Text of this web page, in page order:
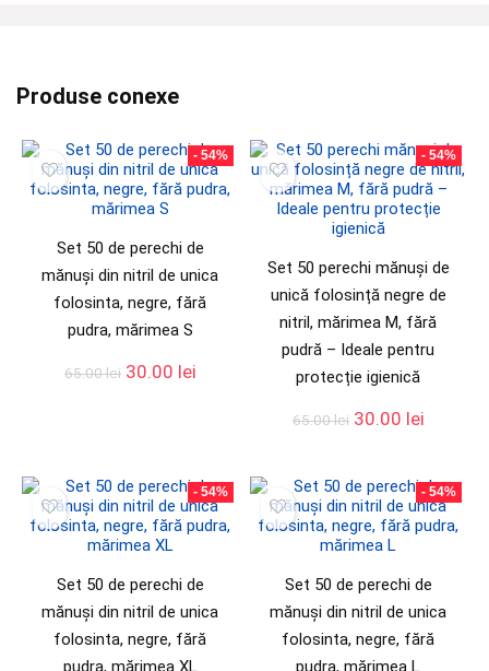
Produse conexe
- 54%
Set 50 de perechi de
mănuși din nitril de unica
folosinta, negre, fără
pudra, mărimea S
65.00lei 30.00 lei
- 54%
Set 50 perechi mănuși de
unică folosință negre de
nitril, mărimea M, fără
pudră – Ideale pentru
protecție igienică
65.00lei 30.00 lei
- 54%
Set 50 de perechi de
mănuși din nitril de unica
folosinta, negre, fără
- 54%
Set 50 de perechi de
mănuși din nitril de unica
folosinta, negre, fără